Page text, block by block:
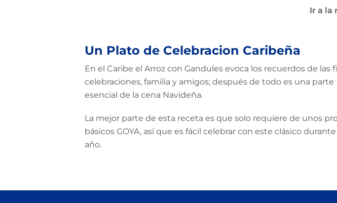
Ir a la
Un Plato de Celebracion Caribeña
En el Caribe el Arroz con Gandules evoca los recuerdos de las
celebraciones, familia y amigos; después de todo es una parte
esencial de la cena Navideña.
La mejor parte de esta receta es que solo requiere de unos
básicos GOYA, así que es fácil celebrar con este clásico
año.